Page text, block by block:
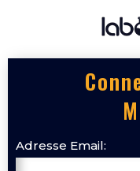
Adresse Email: